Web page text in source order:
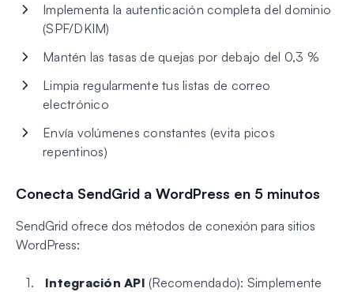
Implementa la autenticación completa del dominio
(SPF/DKIM)
Mantén las tasas de quejas por debajo del 0,3 %
Limpia regularmente tus listas de correo
electrónico
Envía volúmenes constantes (evita picos
repentinos)
Conecta SendGrid a WordPress en 5 minutos
SendGrid ofrece dos métodos de conexión para sitios
WordPress:
Integración API (Recomendado): Simplemente